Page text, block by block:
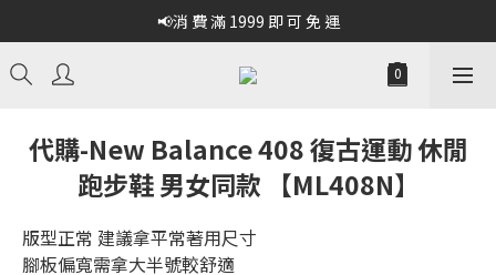
📢消 費 滿 1999 即 可 免 運
代購-New Balance 408 復古運動 休閒
跑步鞋 男女同款 【ML408N】
版型正常 建議拿平常著用尺寸
腳板偏寬需拿大半號較舒適